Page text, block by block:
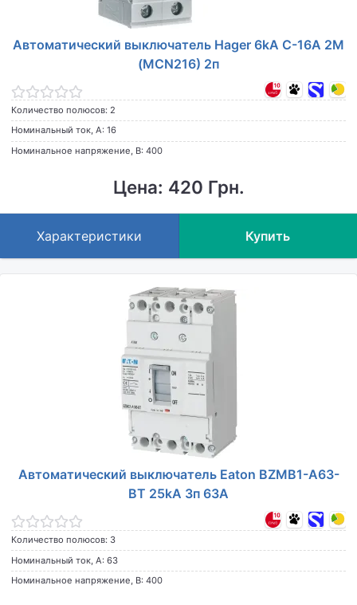
Автоматический выключатель Hager 6kA C-16A 2M
(MCN216) 2п
Количество полюсов: 2
Номинальный ток, А: 16
Номинальное напряжение, В: 400
Цена: 420 Грн.
Характеристики Купить
Автоматический выключатель Eaton BZMB1-A63-
BT 25kA 3п 63A
Количество полюсов: 3
Номинальный ток, А: 63
Номинальное напряжение, В: 400